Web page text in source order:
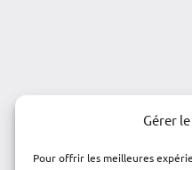
Gérer
Pour offrir les meilleures